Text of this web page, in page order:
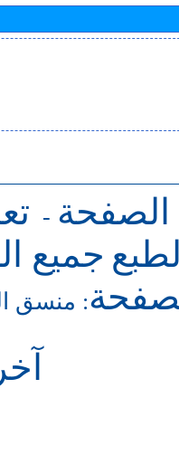
الصفحة -
جميع
: منسق